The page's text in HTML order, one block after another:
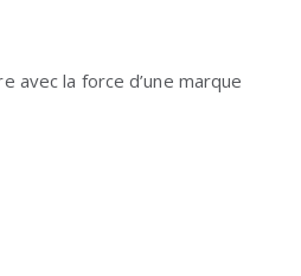
avec la force d’une marque